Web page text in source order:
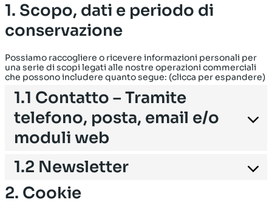
1. Scopo, dati e periodo di
conservazione
Possiamo raccogliere o ricevere informazioni personali per
una serie di scopi legati alle nostre operazioni commerciali
che possono includere quanto segue: (clicca per espandere)
1.1 Contatto – Tramite
telefono, posta, email e/o
moduli web
1.2 Newsletter
2. Cookie